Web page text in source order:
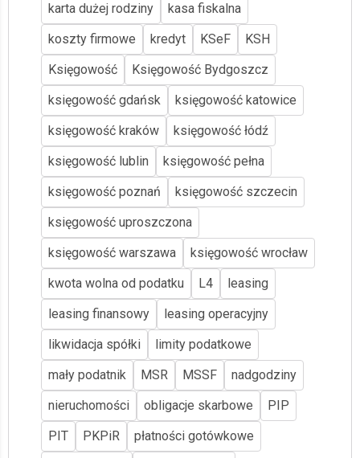
karta dużej rodziny
kasa fiskalna
koszty firmowe
kredyt KSeF
KSH
Księgowość
Księgowość Bydgoszcz
księgowość gdańsk
księgowość katowice
księgowość kraków
księgowość łódź
księgowość lublin
księgowość pełna
księgowość poznań
księgowość szczecin
księgowość uproszczona
księgowość warszawa
księgowość wrocław
kwota wolna od podatku
L4
leasing
leasing finansowy
leasing operacyjny
likwidacja spółki
limity podatkowe
mały podatnik
MSR MSSF
nadgodziny
nieruchomości
obligacje skarbowe
PIP
PIT
PKPiR
płatności gotówkowe